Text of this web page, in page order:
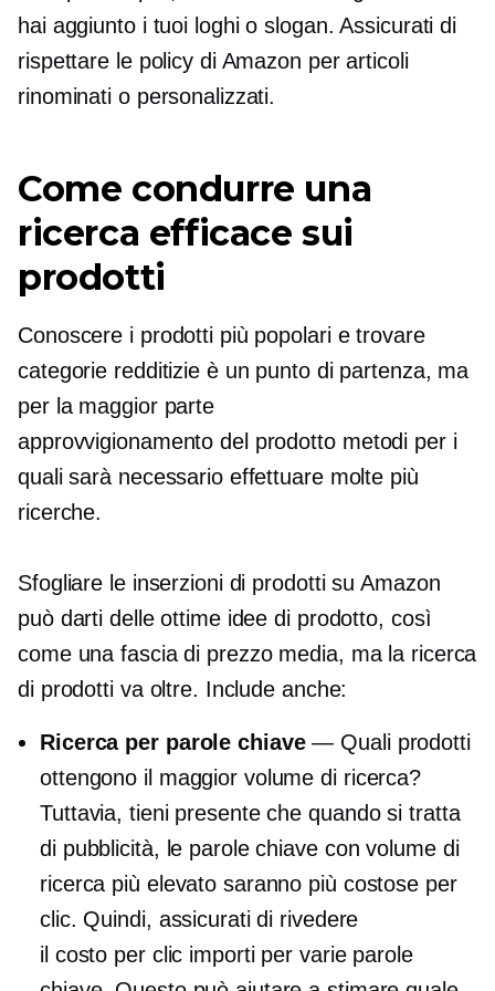
hai aggiunto i tuoi loghi o slogan. Assicurati di
rispettare le policy di Amazon per articoli
rinominati o personalizzati.
Come condurre una
ricerca efficace sui
prodotti
Conoscere i prodotti più popolari e trovare
categorie redditizie è un punto di partenza, ma
per la maggior parte
approvvigionamento del prodottometodi per i
quali sarà necessario effettuare molte più
ricerche.
Sfogliare le inserzioni di prodotti su Amazon
può darti delle ottime idee di prodotto, così
come una fascia di prezzo media, ma la ricerca
di prodotti va oltre. Include anche:
Ricerca per parole chiave— Quali prodotti
ottengono il maggior volume di ricerca?
Tuttavia, tieni presente che quando si tratta
di pubblicità, le parole chiave con volume di
ricerca più elevato saranno più costose per
clic. Quindi, assicurati di rivedere
il costo per clic importi per varie parole